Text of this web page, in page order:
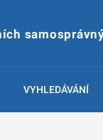
VYHLEDÁVÁNÍ